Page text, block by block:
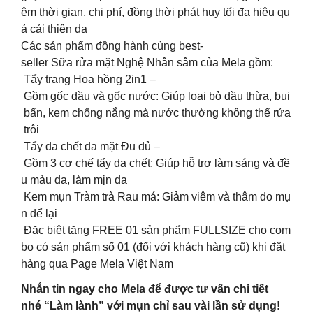
ệm thời gian, chi phí, đồng thời phát huy tối đa hiệu qu
ả cải thiện da
Các sản phẩm đồng hành cùng best-
seller Sữa rửa mặt Nghệ Nhân sâm của Mela gồm:
Tẩy trang Hoa hồng 2in1 –
Gồm gốc dầu và gốc nước: Giúp loại bỏ dầu thừa, bụi
bẩn, kem chống nắng mà nước thường không thể rửa
trôi
Tẩy da chết da mặt Đu đủ –
Gồm 3 cơ chế tẩy da chết: Giúp hỗ trợ làm sáng và đề
u màu da, làm mịn da
Kem mụn Tràm trà Rau má: Giảm viêm và thâm do mụ
n để lại
Đặc biệt tặng FREE 01 sản phẩm FULLSIZE cho com
bo có sản phẩm số 01 (đối với khách hàng cũ) khi đặt
hàng qua Page Mela Việt Nam
Nhắn tin ngay cho Mela để được tư vấn chi tiết
nhé “Làm lành” với mụn chỉ sau vài lần sử dụng!